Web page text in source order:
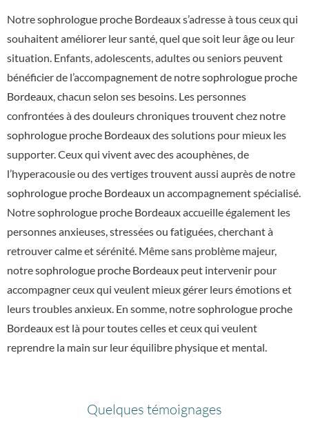
Notresophrologue proche Bordeauxs’adresse à tous ceux qui
souhaitent améliorer leur santé, quel que soit leur âge ou leur
situation. Enfants, adolescents, adultes ou seniors peuvent
bénéficier de l’accompagnement de notresophrologue proche
Bordeaux, chacun selon ses besoins. Les personnes
confrontées à des douleurs chroniques trouvent chez notre
sophrologue proche Bordeauxdes solutions pour mieux les
supporter. Ceux qui vivent avec des acouphènes, de
l’hyperacousie ou des vertiges trouvent aussi auprès de notre
sophrologue proche Bordeaux un accompagnement spécialisé.
Notresophrologue proche Bordeauxaccueille également les
personnes anxieuses, stressées ou fatiguées, cherchant à
retrouver calme et sérénité. Même sans problème majeur,
notresophrologue proche Bordeaux peut intervenir pour
accompagner ceux qui veulent mieux gérer leurs émotions et
leurs troubles anxieux. En somme, notresophrologue proche
Bordeauxest là pour toutes celles et ceux qui veulent
reprendre la main sur leur équilibre physique et mental.
Quelques témoignages